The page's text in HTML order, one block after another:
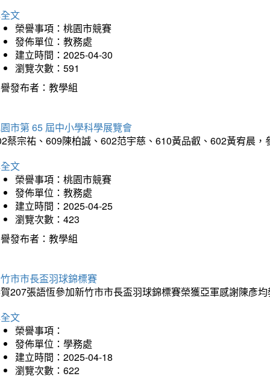
文
榮譽事項：桃園市競賽
發佈單位：教務處
建立時間：2025-04-30
瀏覽次數：591
發布者：教學組
市第 65 屆中小學科學展覽會
蔡宗祐、609陳柏誠、602范宇慈、610黃品叡、602黃宥晨
文
榮譽事項：桃園市競賽
發佈單位：教務處
建立時間：2025-04-25
瀏覽次數：423
發布者：教學組
市市長盃羽球錦標賽
207張語恆參加新竹市市長盃羽球錦標賽榮獲亞軍感謝陳彥
文
榮譽事項：
發佈單位：學務處
建立時間：2025-04-18
瀏覽次數：622